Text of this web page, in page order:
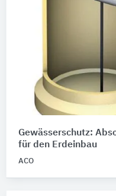
Gewässerschutz:
für den Erdeinbau
ACO